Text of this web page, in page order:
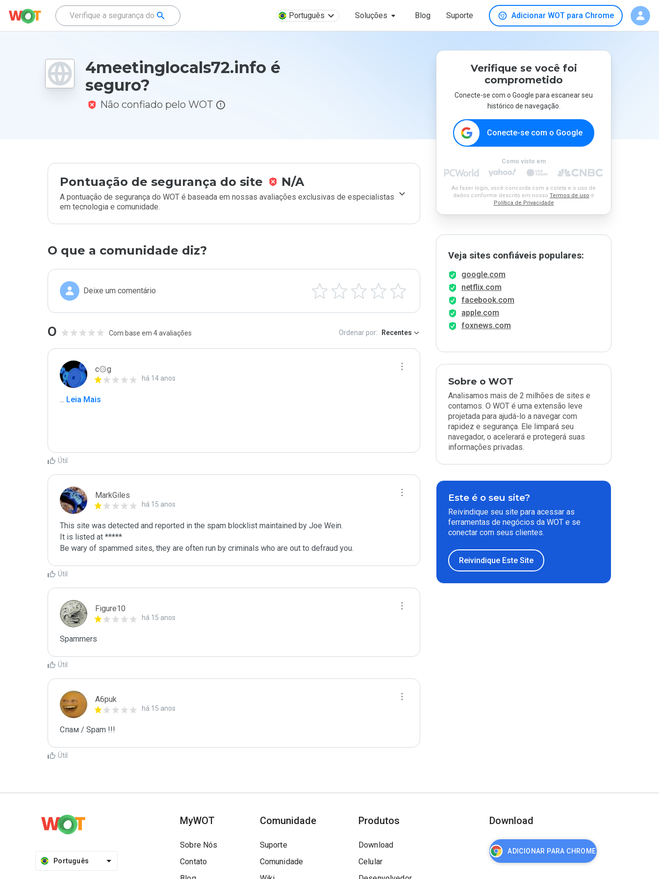
Português Soluções Blog Suporte Adicionar WOT para Chrome
4meetinglocals72.info é
seguro?
Não confiado pelo WOT
Pontuação de segurança do site N/A
A pontuação de segurança do WOT é baseada em nossas avaliações exclusivas de especialistas
em tecnologia e comunidade.
O que a comunidade diz?
Deixe um comentário
0 Com base em 4 avaliações Ordenar por: Recentes
c۞g
há 14 anos
... Leia Mais
Útil
MarkGiles
há 15 anos
This site was detected and reported in the spam blocklist maintained by Joe Wein.
It is listed at *****
Be wary of spammed sites, they are often run by criminals who are out to defraud you.
Útil
Figure10
há 15 anos
Spammers
Útil
A6puk
há 15 anos
Спам / Spam !!!
Útil
Verifique se você foi
comprometido
Conecte-se com o Google para escanear seu
histórico de navegação.
Conecte-se com o Google
Como visto em
Ao fazer login, você concorda com a coleta e o uso de
dados conforme descrito em nosso Termos de uso e
Política de Privacidade
Veja sites confiáveis populares:
google.com
netflix.com
facebook.com
apple.com
foxnews.com
Sobre o WOT
Analisamos mais de 2 milhões de sites e
contamos. O WOT é uma extensão leve
projetada para ajudá-lo a navegar com
rapidez e segurança. Ele limpará seu
navegador, o acelerará e protegerá suas
informações privadas.
Este é o seu site?
Reivindique seu site para acessar as
ferramentas de negócios da WOT e se
conectar com seus clientes.
Reivindique Este Site
Português
MyWOT
Sobre Nós
Contato
Comunidade
Suporte
Comunidade
Produtos
Download
Celular
Download
ADICIONAR PARA CHROME